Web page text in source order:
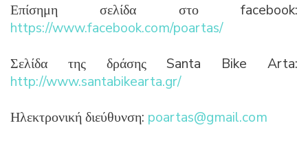
Επίσημη σελίδα στο facebook:
https://www.facebook.com/poartas/
Σελίδα της δράσης Santa Bike Arta:
http://www.santabikearta.gr/
Ηλεκτρονική διεύθυνση: poartas@gmail.com